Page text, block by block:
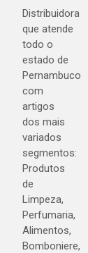
Distribuidora
que atende
todo o
estado de
Pernambuco
com
artigos
dos mais
variados
segmentos:
Produtos
de
Limpeza,
Perfumaria,
Alimentos,
Bomboniere,